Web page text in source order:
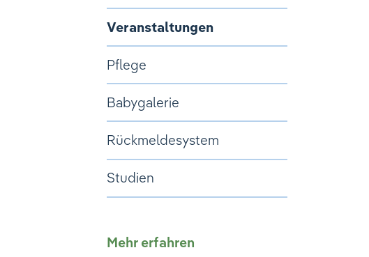
Veranstaltungen
Pflege
Babygalerie
Rückmeldesystem
Studien
Mehr erfahren